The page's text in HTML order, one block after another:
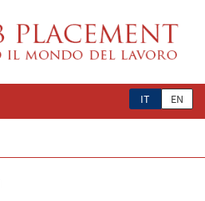
IT EN